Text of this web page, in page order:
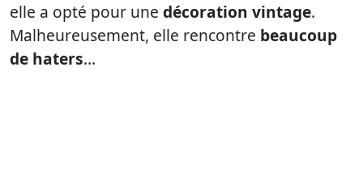
elle a opté pour une décoration vintage.
Malheureusement, elle rencontre beaucoup
de haters…